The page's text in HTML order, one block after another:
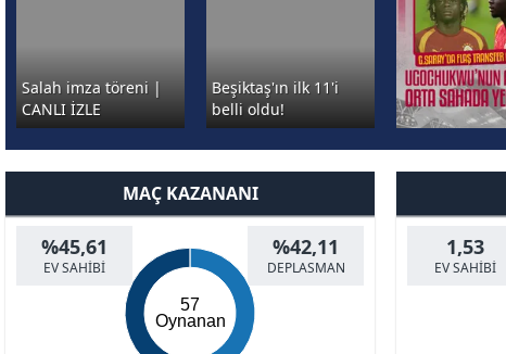
Salah imza töreni |
CANLI İZLE
Beşiktaş'ın ilk 11'i
belli oldu!
MAÇ KAZANANI
%45,61
EV SAHİBİ
%42,11
DEPLASMAN
57
Oynanan
1,53
EV SAHİBİ